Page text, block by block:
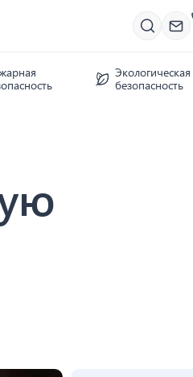
Экологическая
безопасность